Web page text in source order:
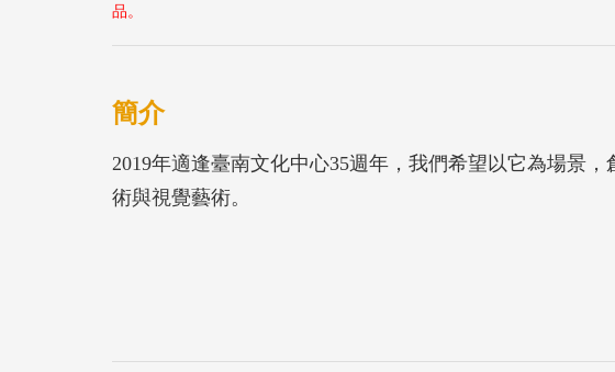
品。
簡介
2019年適逢臺南文化中心35週年，我們希望以它為場景
術與視覺藝術。